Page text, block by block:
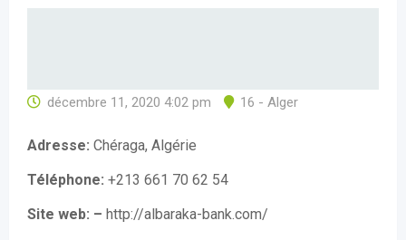
décembre 11, 2020 4:02 pm 16 - Alger
Adresse: Chéraga, Algérie
Téléphone: +213 661 70 62 54
Site web: – http://albaraka-bank.com/